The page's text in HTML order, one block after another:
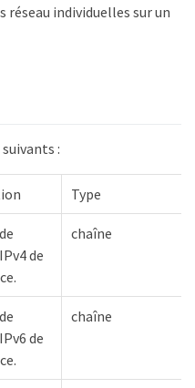
individuelles sur un
:
Type
de
chaîne
de
chaîne